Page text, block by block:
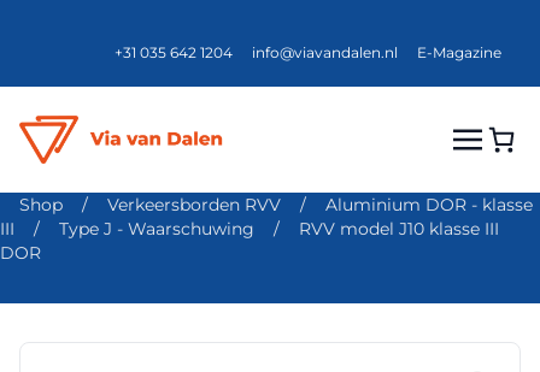
+31 035 642 1204 info@viavandalen.nl E-Magazine
Shop / Verkeersborden RVV /
Aluminium DOR - klasse
III
/ Type J - Waarschuwing /
RVV model J10 klasse III
DOR